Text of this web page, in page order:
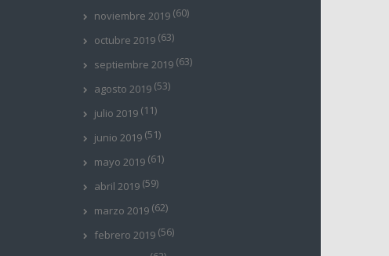
noviembre 2019 (60)
octubre 2019 (63)
septiembre 2019 (63)
agosto 2019 (53)
julio 2019 (11)
junio 2019 (51)
mayo 2019 (61)
abril 2019 (59)
marzo 2019 (62)
febrero 2019 (56)